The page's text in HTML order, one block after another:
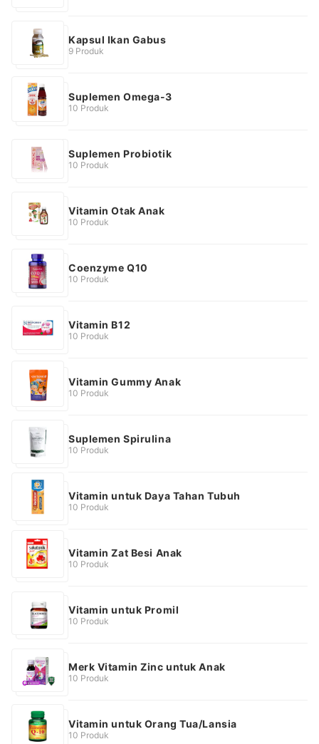
Kapsul Ikan Gabus
9 Produk
Suplemen Omega-3
10 Produk
Suplemen Probiotik
10 Produk
Vitamin Otak Anak
10 Produk
Coenzyme Q10
10 Produk
Vitamin B12
10 Produk
Vitamin Gummy Anak
10 Produk
Suplemen Spirulina
10 Produk
Vitamin untuk Daya Tahan Tubuh
10 Produk
Vitamin Zat Besi Anak
10 Produk
Vitamin untuk Promil
10 Produk
Merk Vitamin Zinc untuk Anak
10 Produk
Vitamin untuk Orang Tua/Lansia
10 Produk